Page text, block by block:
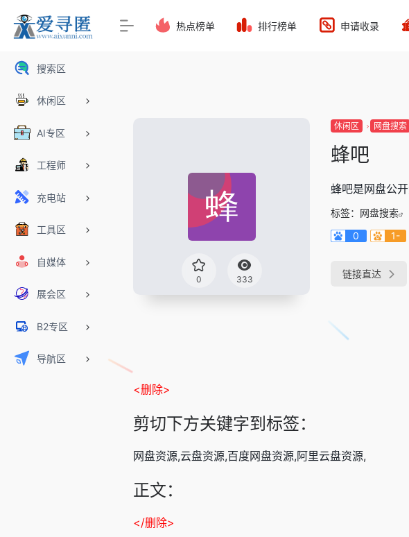
搜索区
休闲区
AI专区
工程师
充电站
工具区
自媒体
展会区
B2专区
导航区
热点榜单 排行榜单 申请收录
0 333
休闲区 网盘搜索
蜂吧
蜂吧是网盘公
标签： 网盘搜索
0
1-
链接直达
<删除>
剪切下方关键字到标签：
网盘资源,云盘资源,百度网盘资源,阿里云盘资源,
正文：
</删除>